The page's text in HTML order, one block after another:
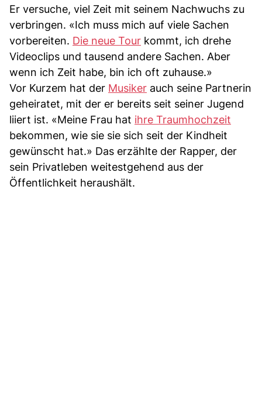
Er versuche, viel Zeit mit seinem Nachwuchs zu
verbringen. «Ich muss mich auf viele Sachen
vorbereiten. Die neue Tour kommt, ich drehe
Videoclips und tausend andere Sachen. Aber
wenn ich Zeit habe, bin ich oft zuhause.»
Vor Kurzem hat der Musiker auch seine Partnerin
geheiratet, mit der er bereits seit seiner Jugend
liiert ist. «Meine Frau hat ihre Traumhochzeit
bekommen, wie sie sie sich seit der Kindheit
gewünscht hat.» Das erzählte der Rapper, der
sein Privatleben weitestgehend aus der
Öffentlichkeit heraushält.